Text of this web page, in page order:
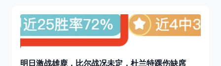
明日激战雄鹿，比尔战况未定，杜兰特踝伤缺席